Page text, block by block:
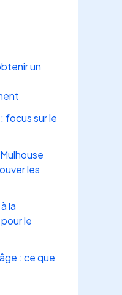
un
focus sur le
les
la
le
: ce que